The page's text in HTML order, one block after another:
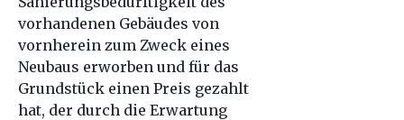
vorhandenen Gebäudes von
vornherein zum Zweck eines
Neubaus erworben und für das
Grundstück einen Preis gezahlt
hat, der durch die Erwartung